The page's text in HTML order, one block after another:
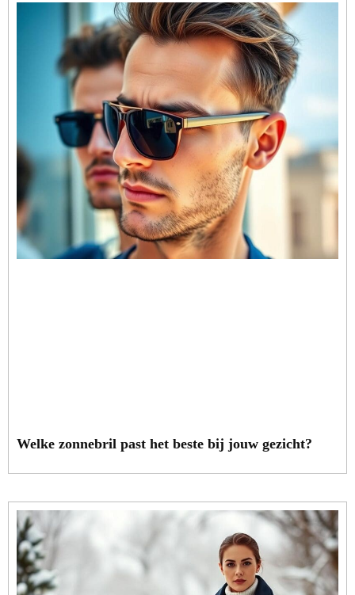
Welke zonnebril past het beste bij jouw gezicht?